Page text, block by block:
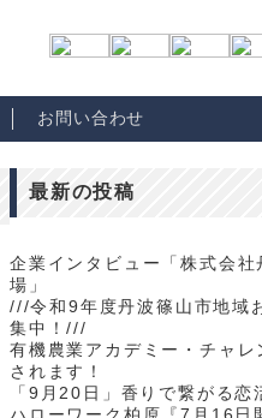
お問い合わせ
最新の投稿
企業インタビュー「株式会社
場」
///令和9年度丹波篠山市地域
集中！///
有機農業アカデミー・チャレ
されます！
「9月20日」香りで繋がる恋